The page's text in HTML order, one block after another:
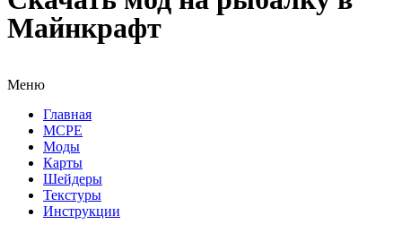
Майнкрафт
Меню
Главная
MCPE
Моды
Карты
Шейдеры
Текстуры
Инструкции